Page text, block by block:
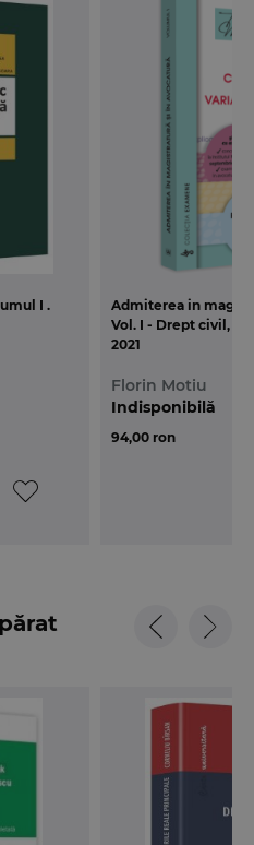
de 1 octombrie 2013,
util de lucru atat
de drept, cat si pentru
I .
Admiterea in
Vol. I - Drept civil,
2021
Florin Motiu
94,00 ron
Indisponibilă